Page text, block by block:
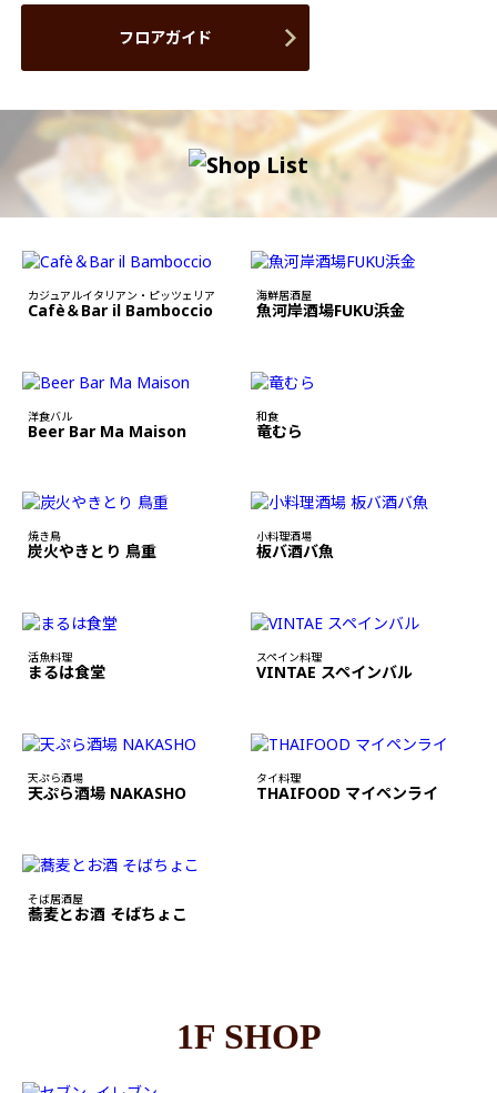
フロアガイド
カジュアルイタリアン・ピッツェリア
Cafè＆Bar il Bamboccio
海鮮居酒屋
魚河岸酒場FUKU浜金
洋食バル
Beer Bar Ma Maison
和食
竜むら
焼き鳥
炭火やきとり 鳥重
小料理酒場
板バ酒バ魚
活魚料理
まるは食堂
スペイン料理
VINTAE スペインバル
天ぷら酒場
天ぷら酒場 NAKASHO
タイ料理
THAIFOOD マイペンライ
そば居酒屋
蕎麦とお酒 そばちょこ
1F SHOP